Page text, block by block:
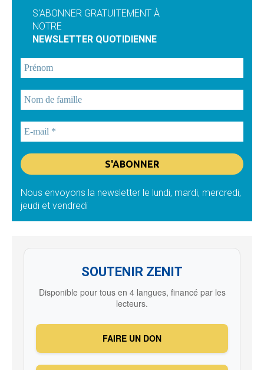
S'ABONNER GRATUITEMENT À
NOTRE
NEWSLETTER QUOTIDIENNE
Nous envoyons la newsletter le lundi, mardi, mercredi,
jeudi et vendredi
SOUTENIR ZENIT
Disponible pour tous en 4 langues, financé par les
lecteurs.
FAIRE UN DON